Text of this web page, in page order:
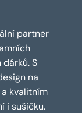
partner
S
na
kvalitním
i sušičku.